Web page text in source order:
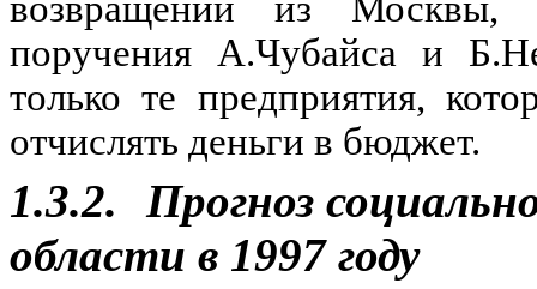
поручения А.Чубайса и
только те предприятия,
отчислять деньги в бюджет.
1.3.2.
Прогноз
области в 1997 году